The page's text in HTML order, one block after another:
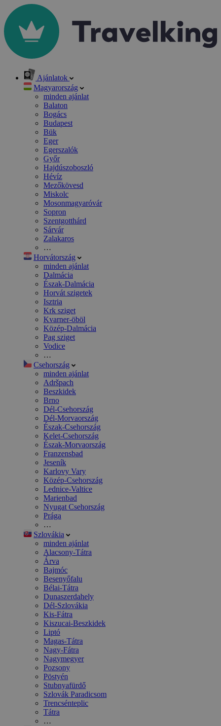
Ajánlatok
Magyarország
minden ajánlat
Balaton
Bogács
Budapest
Bük
Eger
Egerszalók
Győr
Hajdúszoboszló
Hévíz
Mezőkövesd
Miskolc
Mosonmagyaróvár
Sopron
Szentgotthárd
Sárvár
Zalakaros
…
Horvátország
minden ajánlat
Dalmácia
Észak-Dalmácia
Horvát szigetek
Isztria
Krk sziget
Kvarner-öböl
Közép-Dalmácia
Pag sziget
Vodice
…
Csehország
minden ajánlat
Adršpach
Beszkidek
Brno
Dél-Csehország
Dél-Morvaország
Észak-Csehország
Kelet-Csehország
Észak-Morvaország
Franzensbad
Jeseník
Karlovy Vary
Közép-Csehország
Lednice-Valtice
Marienbad
Nyugat Csehország
Prága
…
Szlovákia
minden ajánlat
Alacsony-Tátra
Árva
Bajmóc
Besenyőfalu
Bélai-Tátra
Dunaszerdahely
Dél-Szlovákia
Kis-Fátra
Kiszucai-Beszkidek
Liptó
Magas-Tátra
Nagy-Fátra
Nagymegyer
Pozsony
Pöstyén
Stubnyafürdő
Szlovák Paradicsom
Trencsénteplic
Tátra
…